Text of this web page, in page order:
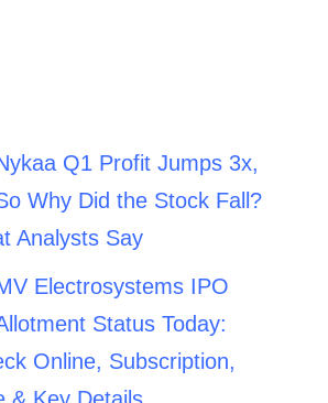
Q1 Profit Jumps 3x,
Why Did the Stock Fall?
Analysts Say
Electrosystems IPO
Status Today:
Online, Subscription,